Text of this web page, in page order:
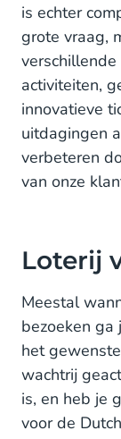
Tickets voor
Een ticket
Scan en
Klaar voor
is echter
grote vraag,
activiteiten,
innovatieve
uitdagingen
verbeteren
van onze
Loterij
Meestal
bezoeken ga
het
wachtrij
is, en heb je
voor de